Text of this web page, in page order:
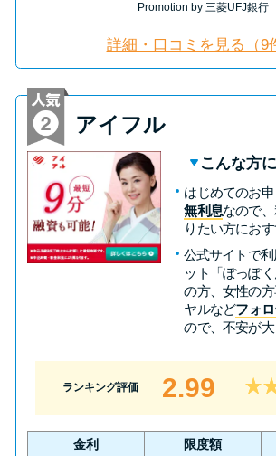
る？
学生がお金を借り
へのバレにくさや
を解説
ソフト闇金とは
は要注意！
てはいけない理由
の対処法
Promotion by 三菱UFJ銀行
詳細・口コミを見る（9
アイフル
こんな方
はじめてのお
無利息なので
りたい方におす
公式サイトで
ット「ぽっぽ
の方、女性の
ヤルなどフォ
ので、不安が大
ランキング評価 2.99
金利 限度額